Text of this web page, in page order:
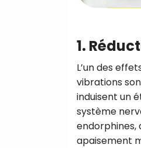
1.
L’un des
vibrations
induisent un
système
endorphines,
apaisement